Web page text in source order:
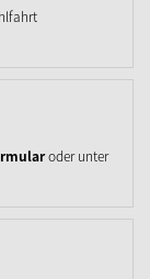
oder unter